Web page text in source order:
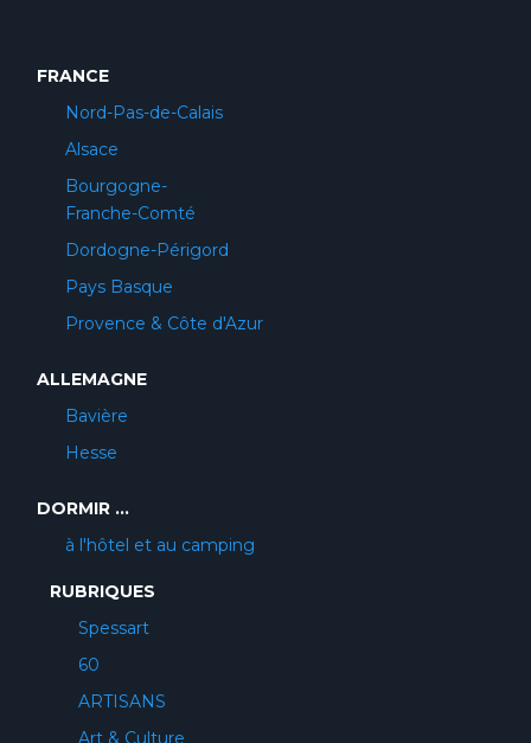
FRANCE
Nord-Pas-de-Calais
Alsace
Bourgogne-
Franche-Comté
Dordogne-Périgord
Pays Basque
Provence & Côte d'Azur
ALLEMAGNE
Bavière
Hesse
DORMIR ...
à l'hôtel et au camping
RUBRIQUES
Spessart
60
ARTISANS
Art & Culture